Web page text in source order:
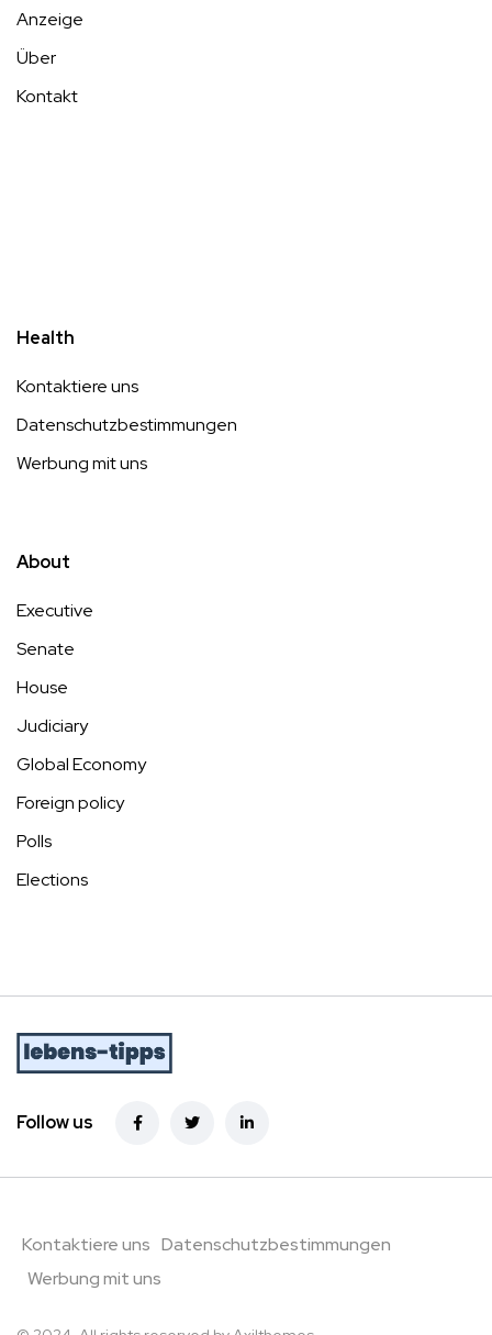
Anzeige
Über
Kontakt
Health
Kontaktiere uns
Datenschutzbestimmungen
Werbung mit uns
About
Executive
Senate
House
Judiciary
Global Economy
Foreign policy
Polls
Elections
Follow us
Kontaktiere uns Datenschutzbestimmungen
Werbung mit uns